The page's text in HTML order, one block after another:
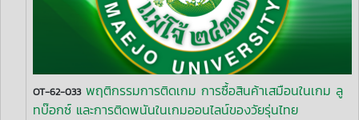
OT-62-033 พฤติกรรมการติดเกม การซื้อสินค้าเสมือนในเกม ลู
ทบ๊อกซ์ และการติดพนันในเกมออนไลน์ของวัยรุ่นไทย